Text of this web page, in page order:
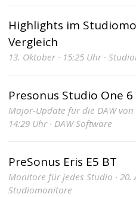
Highlights im
Vergleich
13. Oktober · 15:25 Uhr ·
Presonus Studio One
Major-Update für die DAW von
14:29 Uhr · DAW Software
PreSonus Eris E5 BT
Monitore für jedes Studio · 20.
Studiomonitore